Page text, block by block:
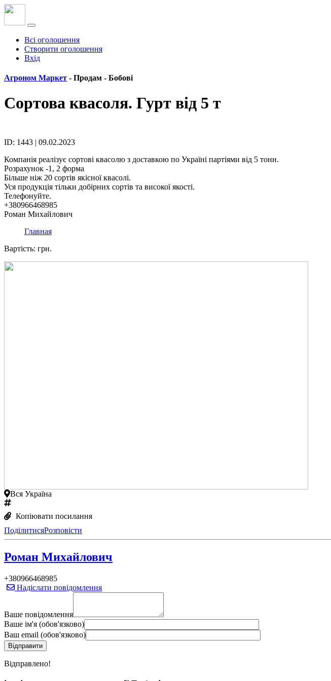
Всі оголошення
Створити оголошення
Вхід
Агроном Маркет - Продам - Бобові
Сортова квасоля. Гурт від 5 т
ID: 1443 | 09.02.2023
Компанія реалізує сортові квасолю з доставкою по Україні партіями від 5 тонн.
Розрахунок -1, 2 форма
Більше ніж 20 сортів якісної квасолі.
Уся продукція тільки добірних сортів та високої якості.
Телефонуйте.
+380966468985
Роман Михайлович
Главная
Вартість: грн.
Вся Україна
Копіювати посилання
ПоділитисяРозповісти
Роман Михайлович
+380966468985
Надіслати повідомлення
Ваше повідомлення
Ваше ім'я (обов'язково)
Ваш email (обов'язково)
Вiдправлено!